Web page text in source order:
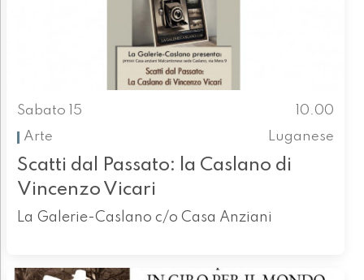
Sabato 15
10.00
Arte
Luganese
Scatti dal Passato: la Caslano di
Vincenzo Vicari
La Galerie-Caslano c/o Casa Anziani